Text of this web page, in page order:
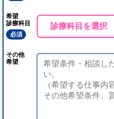
希望
診療科目
必須
診療科目を選択
その他
希望